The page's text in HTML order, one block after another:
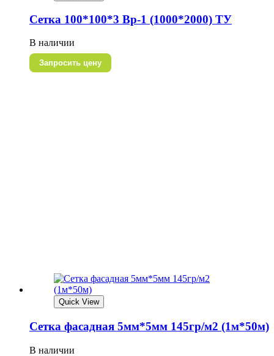
Сетка 100*100*3 Вр-1 (1000*2000) ТУ
В наличии
Запросить цену
Quick View
Сетка фасадная 5мм*5мм 145гр/м2 (1м*50м)
В наличии